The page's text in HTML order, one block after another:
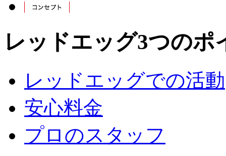
レッドエッグ3つのポ
レッドエッグでの活動
安心料金
プロのスタッフ